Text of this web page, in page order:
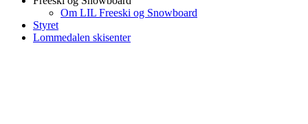
Om LIL Freeski og Snowboard
Styret
Lommedalen skisenter